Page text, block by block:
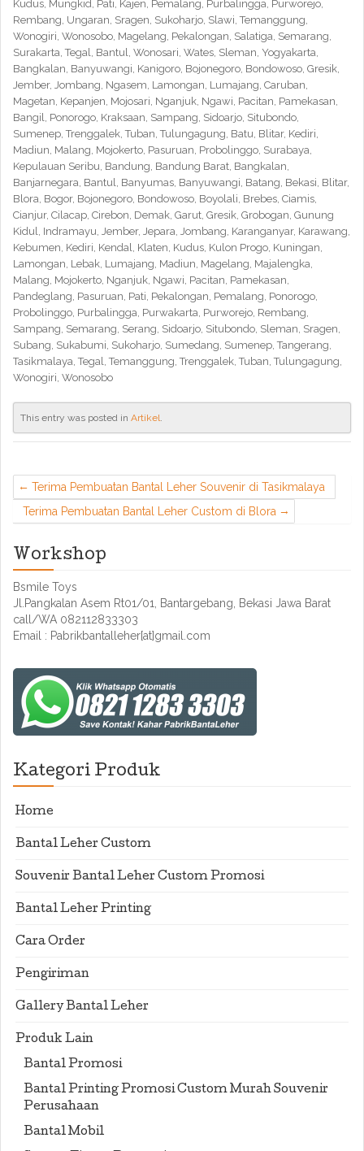
Kudus, Mungkid, Pati, Kajen, Pemalang, Purbalingga, Purworejo,
Rembang, Ungaran, Sragen, Sukoharjo, Slawi, Temanggung,
Wonogiri, Wonosobo, Magelang, Pekalongan, Salatiga, Semarang,
Surakarta, Tegal, Bantul, Wonosari, Wates, Sleman, Yogyakarta,
Bangkalan, Banyuwangi, Kanigoro, Bojonegoro, Bondowoso, Gresik,
Jember, Jombang, Ngasem, Lamongan, Lumajang, Caruban,
Magetan, Kepanjen, Mojosari, Nganjuk, Ngawi, Pacitan, Pamekasan,
Bangil, Ponorogo, Kraksaan, Sampang, Sidoarjo, Situbondo,
Sumenep, Trenggalek, Tuban, Tulungagung, Batu, Blitar, Kediri,
Madiun, Malang, Mojokerto, Pasuruan, Probolinggo, Surabaya,
Kepulauan Seribu, Bandung, Bandung Barat, Bangkalan,
Banjarnegara, Bantul, Banyumas, Banyuwangi, Batang, Bekasi, Blitar,
Blora, Bogor, Bojonegoro, Bondowoso, Boyolali, Brebes, Ciamis,
Cianjur, Cilacap, Cirebon, Demak, Garut, Gresik, Grobogan, Gunung
Kidul, Indramayu, Jember, Jepara, Jombang, Karanganyar, Karawang,
Kebumen, Kediri, Kendal, Klaten, Kudus, Kulon Progo, Kuningan,
Lamongan, Lebak, Lumajang, Madiun, Magelang, Majalengka,
Malang, Mojokerto, Nganjuk, Ngawi, Pacitan, Pamekasan,
Pandeglang, Pasuruan, Pati, Pekalongan, Pemalang, Ponorogo,
Probolinggo, Purbalingga, Purwakarta, Purworejo, Rembang,
Sampang, Semarang, Serang, Sidoarjo, Situbondo, Sleman, Sragen,
Subang, Sukabumi, Sukoharjo, Sumedang, Sumenep, Tangerang,
Tasikmalaya, Tegal, Temanggung, Trenggalek, Tuban, Tulungagung,
Wonogiri, Wonosobo
This entry was posted in Artikel.
Terima Pembuatan Bantal Leher Souvenir di Tasikmalaya
Terima Pembuatan Bantal Leher Custom di Blora
Workshop
Bsmile Toys
Jl.Pangkalan Asem Rt01/01, Bantargebang, Bekasi Jawa Barat
call/WA 082112833303
Email : Pabrikbantalleher[at]gmail.com
Kategori Produk
Home
Bantal Leher Custom
Souvenir Bantal Leher Custom Promosi
Bantal Leher Printing
Cara Order
Pengiriman
Gallery Bantal Leher
Produk Lain
Bantal Promosi
Bantal Printing Promosi Custom Murah Souvenir
Perusahaan
Bantal Mobil